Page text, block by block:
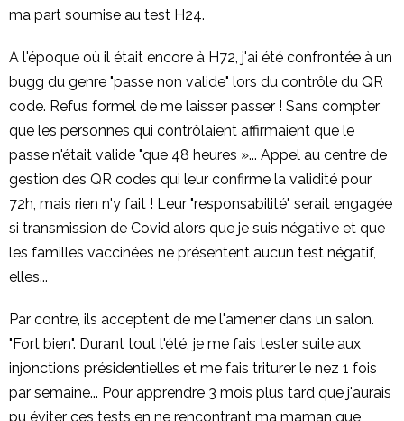
ma part soumise au test H24.
A l'époque où il était encore à H72, j'ai été confrontée à un
bugg du genre "passe non valide" lors du contrôle du QR
code. Refus formel de me laisser passer ! Sans compter
que les personnes qui contrôlaient affirmaient que le
passe n'était valide "que 48 heures »... Appel au centre de
gestion des QR codes qui leur confirme la validité pour
72h, mais rien n'y fait ! Leur "responsabilité" serait engagée
si transmission de Covid alors que je suis négative et que
les familles vaccinées ne présentent aucun test négatif,
elles...
Par contre, ils acceptent de me l'amener dans un salon.
"Fort bien". Durant tout l'été, je me fais tester suite aux
injonctions présidentielles et me fais triturer le nez 1 fois
par semaine... Pour apprendre 3 mois plus tard que j'aurais
pu éviter ces tests en ne rencontrant ma maman que